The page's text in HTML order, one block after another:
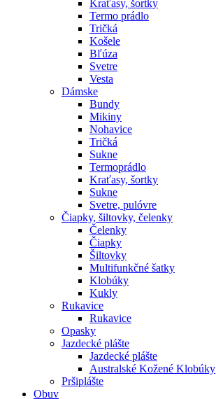
Kraťasy, šortky
Termo prádlo
Tričká
Košele
Bľúza
Svetre
Vesta
Dámske
Bundy
Mikiny
Nohavice
Tričká
Sukne
Termoprádlo
Kraťasy, šortky
Sukne
Svetre, pulóvre
Čiapky, šiltovky, čelenky
Čelenky
Čiapky
Šiltovky
Multifunkčné šatky
Klobúky
Kukly
Rukavice
Rukavice
Opasky
Jazdecké plášte
Jazdecké plášte
Australské Kožené Klobúky
Pršiplášte
Obuv